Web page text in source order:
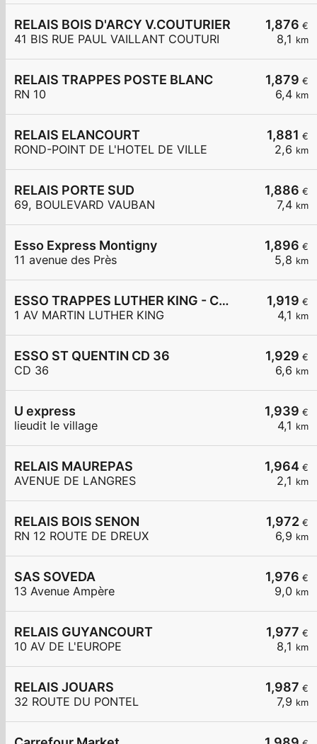
1,876 €
8,1 km
RELAIS BOIS D'ARCY V.COUTURIER
41 BIS RUE PAUL VAILLANT COUTURI
1,879 €
6,4 km
RELAIS TRAPPES POSTE BLANC
RN 10
1,881 €
2,6 km
RELAIS ELANCOURT
ROND-POINT DE L'HOTEL DE VILLE
1,886 €
7,4 km
RELAIS PORTE SUD
69, BOULEVARD VAUBAN
1,896 €
5,8 km
Esso Express Montigny
11 avenue des Près
1,919 €
4,1 km
ESSO TRAPPES LUTHER KING - CARREFOUR EXPRESS
1 AV MARTIN LUTHER KING
1,929 €
6,6 km
ESSO ST QUENTIN CD 36
CD 36
1,939 €
4,1 km
U express
lieudit le village
1,964 €
2,1 km
RELAIS MAUREPAS
AVENUE DE LANGRES
1,972 €
6,9 km
RELAIS BOIS SENON
RN 12 ROUTE DE DREUX
1,976 €
9,0 km
SAS SOVEDA
13 Avenue Ampère
1,977 €
8,1 km
RELAIS GUYANCOURT
10 AV DE L'EUROPE
1,987 €
7,9 km
RELAIS JOUARS
32 ROUTE DU PONTEL